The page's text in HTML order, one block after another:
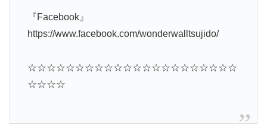
『Facebook』
https://www.facebook.com/wonderwalltsujido/
☆☆☆☆☆☆☆☆☆☆☆☆☆☆☆☆☆☆☆☆☆☆
☆☆☆☆